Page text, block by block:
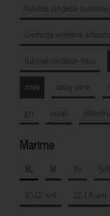
Iubirea vindecă-
Credința vindecă-
Iubirea vindecă- roșu
mov
baby pink
gri
coral
Marime
XL M XS 5/
10-12 ani
12-14 ani